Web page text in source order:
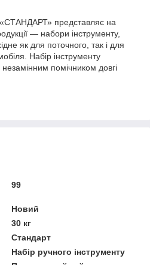
представляє на
— набори інструменту,
як для поточного, так і для
Набір інструменту
помічником довгі
99
Новий
30 кг
Стандарт
Набір ручного інструменту